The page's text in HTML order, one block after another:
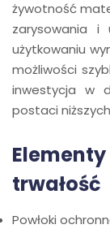
żywotność
zarysowania i
użytkowaniu
możliwości
inwestycja w
postaci
trwałość
Powłoki